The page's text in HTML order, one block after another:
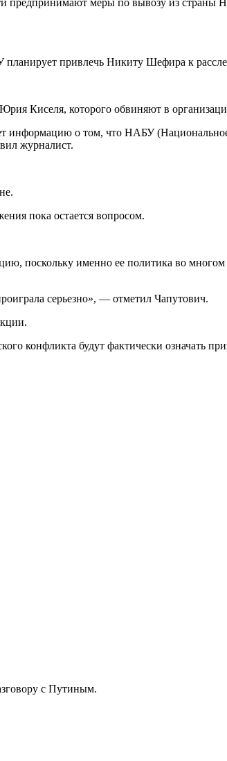
предпринимают меры по вывозу из страны
планирует привлечь Никиту Шефира к
Киселя, которого обвиняют в
информацию о том, что НАБУ
журналист.
пока остается вопросом.
поскольку именно ее политика во
серьезно», — отметил Чапутович.
конфликта будут фактически означать
с Путиным.